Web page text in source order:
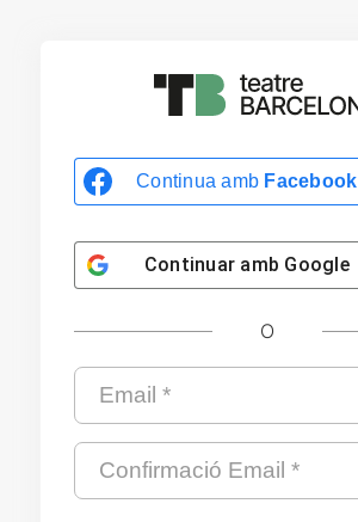
Continua amb Facebook
Continuar amb Google
O